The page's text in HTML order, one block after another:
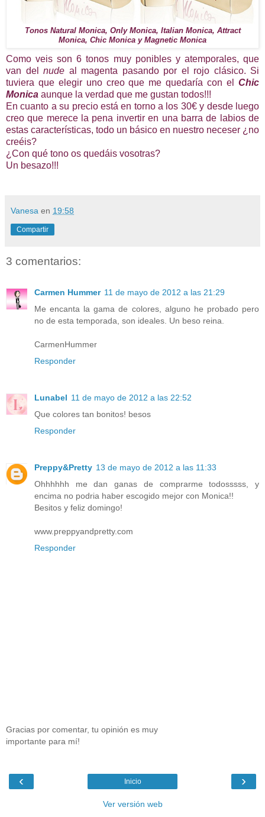
Tonos Natural Monica, Only Monica, Italian Monica, Attract
Monica, Chic Monica y Magnetic Monica
Como veis son 6 tonos muy ponibles y atemporales, que
van del nude al magenta pasando por el rojo clásico. Si
tuviera que elegir uno creo que me quedaría con el Chic
Monica aunque la verdad que me gustan todos!!!
En cuanto a su precio está en torno a los 30€ y desde luego
creo que merece la pena invertir en una barra de labios de
estas características, todo un básico en nuestro neceser ¿no
creéis?
¿Con qué tono os quedáis vosotras?
Un besazo!!!
Vanesa en 19:58
Compartir
3 comentarios:
Carmen Hummer 11 de mayo de 2012 a las 21:29
Me encanta la gama de colores, alguno he probado pero
no de esta temporada, son ideales. Un beso reina.
CarmenHummer
Responder
Lunabel 11 de mayo de 2012 a las 22:52
Que colores tan bonitos! besos
Responder
Preppy&Pretty 13 de mayo de 2012 a las 11:33
Ohhhhhh me dan ganas de comprarme todosssss, y
encima no podria haber escogido mejor con Monica!!
Besitos y feliz domingo!
www.preppyandpretty.com
Responder
Gracias por comentar, tu opinión es muy
importante para mí!
‹ ›
Inicio
Ver versión web